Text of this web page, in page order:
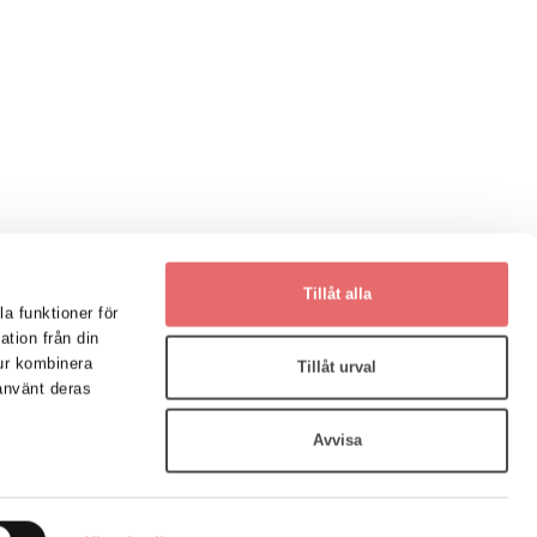
funktioner för
från din
kombinera
deras
Tillåt alla
Tillåt urval
Avvisa
Prenumerera på våra